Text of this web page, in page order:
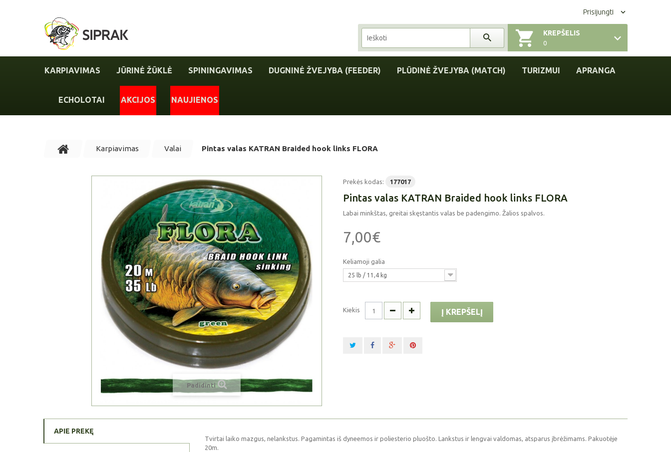
Prisijungti
KREPŠELIS
0
KARPIAVIMAS JŪRINĖ ŽŪKLĖ SPININGAVIMAS DUGNINĖ ŽVEJYBA (FEEDER) PLŪDINĖ ŽVEJYBA (MATCH) TURIZMUI APRANGA
ECHOLOTAI AKCIJOS NAUJIENOS
Karpiavimas Valai Pintas valas KATRAN Braided hook links FLORA
Padidinti
Prekės kodas: 177017
Pintas valas KATRAN Braided hook links FLORA
Labai minkštas, greitai skęstantis valas be padengimo. Žalios spalvos.
7,00€
Keliamoji galia
25 lb / 11,4 kg
Kiekis Į KREPŠELĮ
APIE PREKĘ
Tvirtai laiko mazgus, nelankstus. Pagamintas iš dyneemos ir poliesterio pluošto. Lankstus ir lengvai valdomas, atsparus įbrėžimams. Pakuotėje
20m.